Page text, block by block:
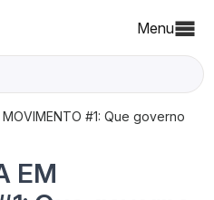
Menu
#1: Que governo
EM